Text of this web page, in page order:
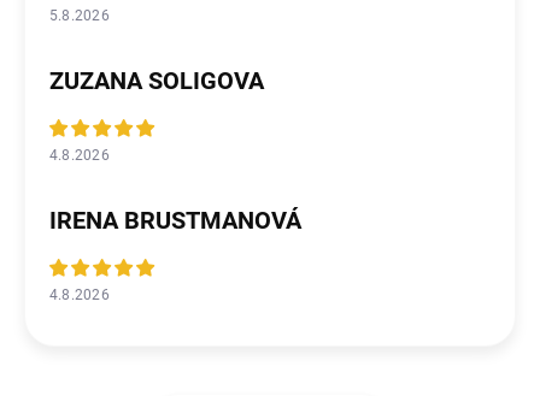
5.8.2026
ZUZANA SOLIGOVA
4.8.2026
IRENA BRUSTMANOVÁ
4.8.2026